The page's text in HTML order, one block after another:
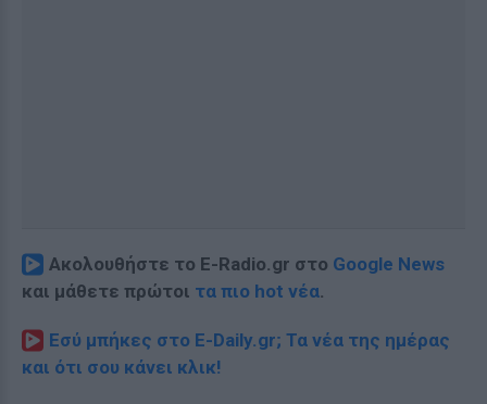
Ακολουθήστε το E-Radio.gr στο Google News
και μάθετε πρώτοι τα πιο hot νέα.
Εσύ μπήκες στο E-Daily.gr; Τα νέα της ημέρας
και ότι σου κάνει κλικ!